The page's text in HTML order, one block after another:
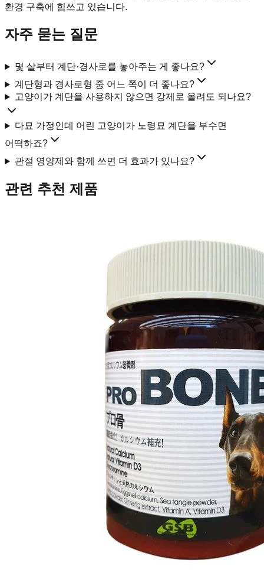
환경 구축에 힘쓰고 있습니다.
자주 묻는 질문
몇 살부터 계단·경사로를 놓아주는 게 좋나요?
계단형과 경사로형 중 어느 쪽이 더 좋나요?
고양이가 계단을 사용하지 않으면 강제로 올려도 되나요?
다묘 가정인데 어린 고양이가 노령묘 계단을 부수면
어떡하죠?
관절 영양제와 함께 쓰면 더 효과가 있나요?
관련 추천 제품